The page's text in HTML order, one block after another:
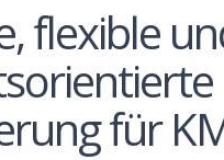
flexible
für